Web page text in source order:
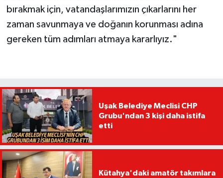
bırakmak için, vatandaşlarımızın çıkarlarını her
zaman savunmaya ve doğanın korunması adına
gereken tüm adımları atmaya kararlıyız."
Uşak Belediye Meclisi CHP
Grubu'ndan 3 kişi daha istifa
etti
Kütahya'daki amatör takımlara